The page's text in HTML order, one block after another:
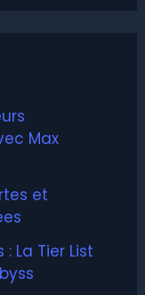
Max
et
La Tier List